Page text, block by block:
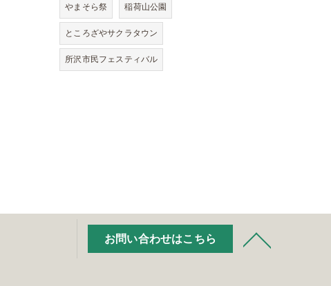
やまそら祭 稲荷山公園
ところざやサクラタウン
所沢市民フェスティバル
お問い合わせはこちら